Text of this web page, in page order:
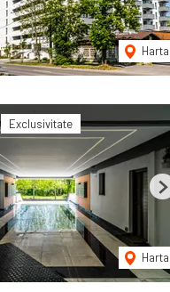
Harta
Exclusivitate
Harta